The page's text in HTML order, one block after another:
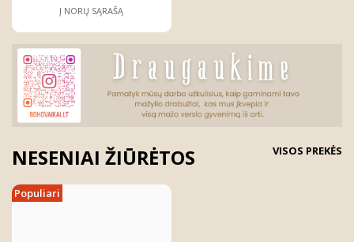
Į NORŲ SĄRAŠĄ
NESENIAI ŽIŪRĖTOS VISOS PREKĖS
Populiari